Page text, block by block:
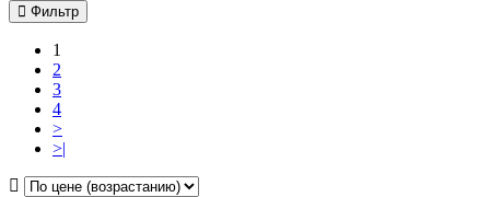
Фильтр
1
2
3
4
>
>|